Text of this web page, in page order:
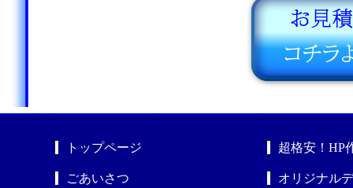
トップページ
ごあいさつ
超格安！HP
オリジナル